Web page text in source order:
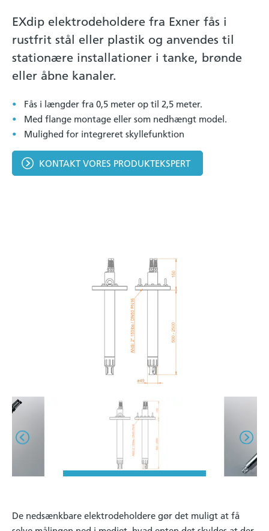
EXdip elektrodeholdere fra Exner fås i
rustfrit stål eller plastik og anvendes til
stationære installationer i tanke, brønde
eller åbne kanaler.
Fås i længder fra 0,5 meter op til 2,5 meter.
Med flange montage eller som nedhængt model.
Mulighed for integreret skyllefunktion
KONTAKT VORES PRODUKTEKSPERT
De nedsænkbare elektrodeholdere gør det muligt at få